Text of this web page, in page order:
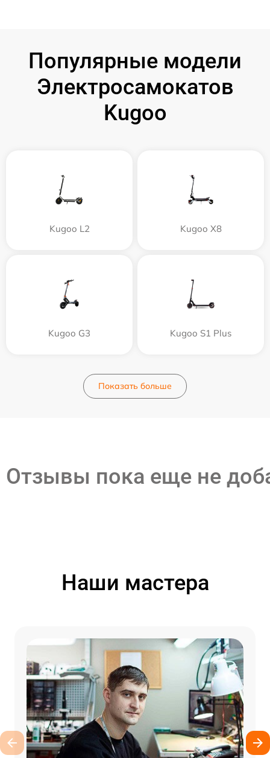
Популярные модели
Электросамокатов
Kugoo
Kugoo L2 Kugoo X8
Kugoo G3 Kugoo S1 Plus
Показать больше
Отзывы пока еще не
Наши мастера